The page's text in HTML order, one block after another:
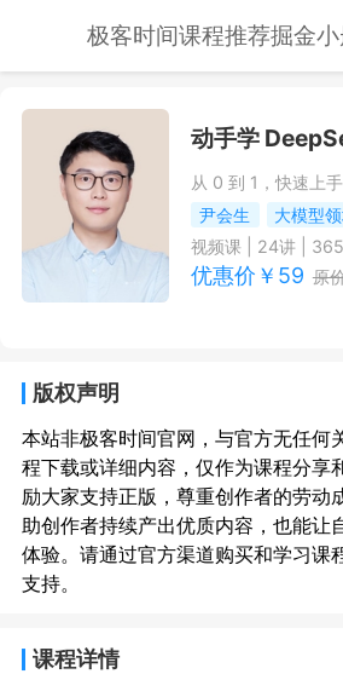
极客时间课程推荐掘金
动手学
从 0 到 1，快速上
尹会生
视频课| 24讲 |
优惠价￥ 59 原
版权声明
本站非极客时间官网，与官方无任何
程下载或详细内容，仅作为课程分享
励大家支持正版，尊重创作者的劳动
助创作者持续产出优质内容，也能让
体验。请通过官方渠道购买和学习课
支持。
课程详情